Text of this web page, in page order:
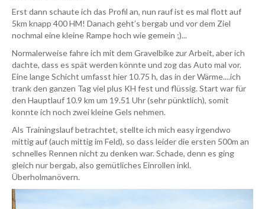
Erst dann schaute ich das Profil an, nun rauf ist es mal flott auf
5km knapp 400 HM! Danach geht’s bergab und vor dem Ziel
nochmal eine kleine Rampe hoch wie gemein ;)...
Normalerweise fahre ich mit dem Gravelbike zur Arbeit, aber ich
dachte, dass es spät werden könnte und zog das Auto mal vor.
Eine lange Schicht umfasst hier 10.75 h, das in der Wärme....ich
trank den ganzen Tag viel plus KH fest und flüssig. Start war für
den Hauptlauf 10.9 km um 19.51 Uhr (sehr pünktlich), somit
konnte ich noch zwei kleine Gels nehmen.
Als Trainingslauf betrachtet, stellte ich mich easy irgendwo
mittig auf (auch mittig im Feld), so dass leider die ersten 500m an
schnelles Rennen nicht zu denken war. Schade, denn es ging
gleich nur bergab, also gemütliches Einrollen inkl.
Überholmanövern.